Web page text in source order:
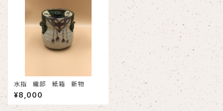
水指 織部 紙箱 新物
¥8,000